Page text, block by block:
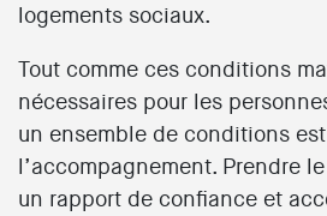
logements sociaux.
Tout comme ces conditions
nécessaires pour les
un ensemble de conditions
l’accompagnement. Prendre
un rapport de confiance et